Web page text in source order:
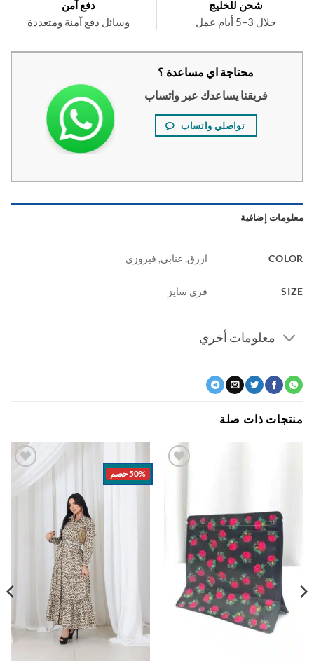
شحن للخليج
دفع آمن
وسائل دفع آمنة ومتعددة
محتاجة اي مساعدة ؟
فريقنا يساعدك عبر واتساب
تواصلي واتساب
إضافية
ازرق, عنابي, فيروزي
فري سايز
معلومات أخري
ذات صلة
اضف